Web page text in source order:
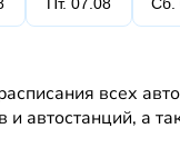
Пт. 07.08
Сб.
всех
и автостанций, а